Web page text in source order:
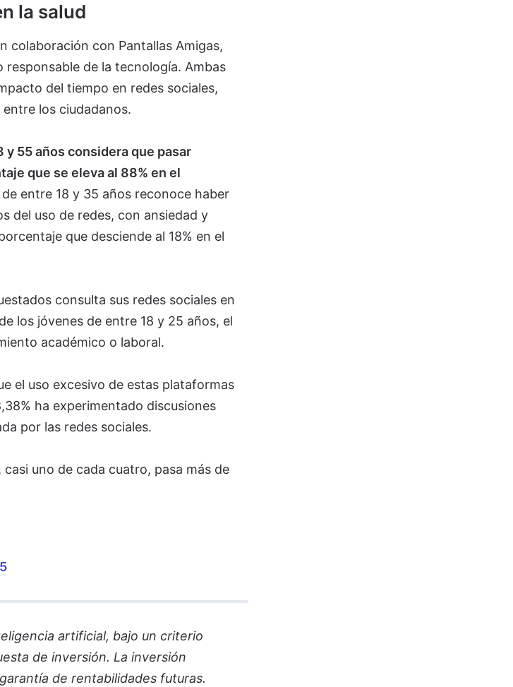
la salud
colaboración con Pantallas Amigas,
responsable de la tecnología. Ambas
del tiempo en redes sociales,
los ciudadanos.
y 55 años considera que pasar
que se eleva al 88% en el
entre 18 y 35 años reconoce haber
del uso de redes, con ansiedad y
que desciende al 18% en el
consulta sus redes sociales en
los jóvenes de entre 18 y 25 años, el
académico o laboral.
el uso excesivo de estas plataformas
ha experimentado discusiones
por las redes sociales.
uno de cada cuatro, pasa más de
artificial, bajo un criterio
de inversión. La inversión
de rentabilidades futuras.